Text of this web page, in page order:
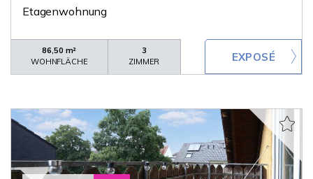
Etagenwohnung
86,50 m²
WOHNFLÄCHE
3
ZIMMER